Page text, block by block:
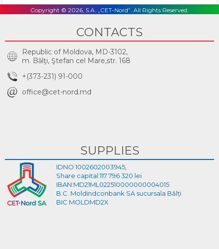
Copyright © 2026, S.A. „CET-Nord”. All Rights Reserved.
CONTACTS
Republic of Moldova, MD-3102,
m. Bălţi, Ştefan cel Mare,str. 168
+(373-231) 91-000
office@cet-nord.md
SUPPLIES
IDNO 1002602003945,
Share capital:117 796 320 lei
IBAN:MD21ML022510000000004015
B.C. Moldindconbank SA sucursala Bălți
BIC MOLDMD2X